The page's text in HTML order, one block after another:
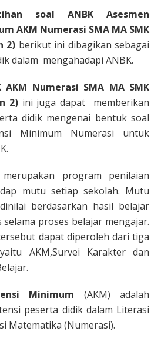
soal ANBK Asesmen
AKM Numerasi SMA MA SMK
2) berikut ini dibagikan sebagai
dalam mengahadapi ANBK.
Numerasi SMA MA SMK
2)ini juga dapat memberikan
didik mengenai bentuk soal
Minimum Numerasi untuk
program penilaian
mutu setiap sekolah. Mutu
berdasarkan hasil belajar
proses belajar mengajar.
dapat diperoleh dari tiga
AKM,Survei Karakter dan
Minimum (AKM) adalah
peserta didik dalam Literasi
Matematika (Numerasi).